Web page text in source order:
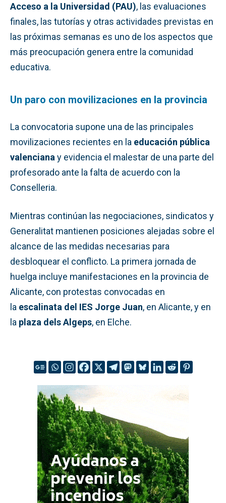
Acceso a la Universidad (PAU), las evaluaciones
finales, las tutorías y otras actividades previstas en
las próximas semanas es uno de los aspectos que
más preocupación genera entre la comunidad
educativa.
Un paro con movilizaciones en la provincia
La convocatoria supone una de las principales
movilizaciones recientes en la educación pública
valenciana y evidencia el malestar de una parte del
profesorado ante la falta de acuerdo con la
Conselleria.
Mientras continúan las negociaciones, sindicatos y
Generalitat mantienen posiciones alejadas sobre el
alcance de las medidas necesarias para
desbloquear el conflicto. La primera jornada de
huelga incluye manifestaciones en la provincia de
Alicante, con protestas convocadas en
la escalinata del IES Jorge Juan, en Alicante, y en
la plaza dels Algeps, en Elche.